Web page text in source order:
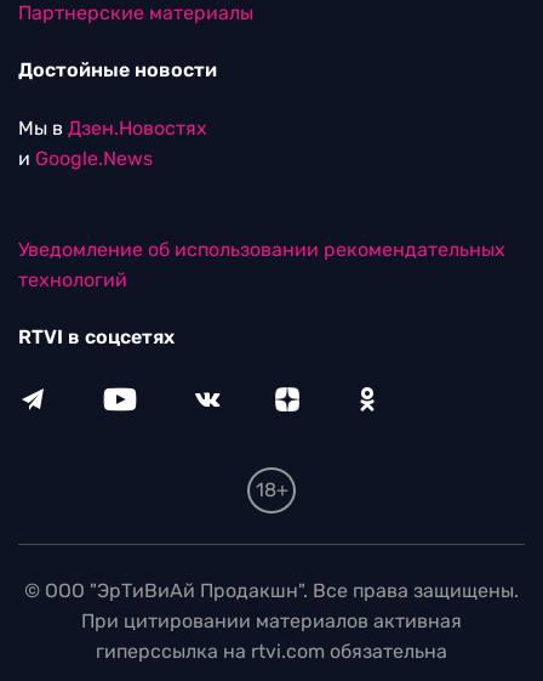
Партнерские материалы
Достойные новости
Мы в Дзен.Новостях
и Google.News
Уведомление об использовании рекомендательных
технологий
RTVI в соцсетях
18+
© ООО "ЭрТиВиАй Продакшн". Все права защищены.
При цитировании материалов активная
гиперссылка на rtvi.com обязательна